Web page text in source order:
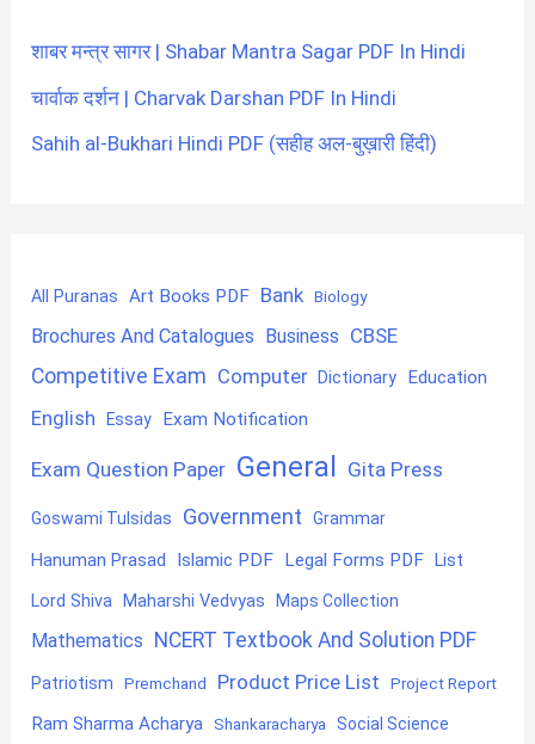
शाबर मन्त्र सागर | Shabar Mantra Sagar PDF In Hindi
चार्वाक दर्शन | Charvak Darshan PDF In Hindi
Sahih al-Bukhari Hindi PDF (सहीह अल-बुख़ारी हिंदी)
All Puranas Art Books PDF Bank Biology
Brochures And Catalogues Business CBSE
Competitive Exam Computer Dictionary Education
English Essay Exam Notification
Exam Question Paper General Gita Press
Goswami Tulsidas Government Grammar
Hanuman Prasad Islamic PDF Legal Forms PDF List
Lord Shiva Maharshi Vedvyas Maps Collection
Mathematics NCERT Textbook And Solution PDF
Patriotism Premchand Product Price List Project Report
Ram Sharma Acharya Shankaracharya Social Science